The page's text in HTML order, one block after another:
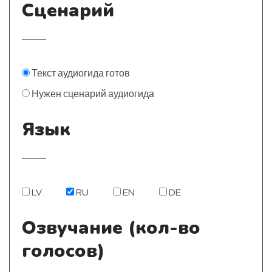
Сценарий
Текст аудиогида готов
Нужен сценарий аудиогида
Язык
LV RU EN DE
Озвучание (кол-во
голосов)